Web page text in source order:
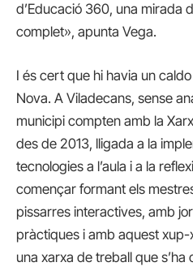
d’Educació 360, una mirada
complet», apunta Vega.
I és cert que hi havia un
Nova. A Viladecans, sense
municipi compten amb la
des de 2013, lligada a la
tecnologies a l’aula i a la
començar formant els
pissarres interactives, amb
pràctiques i amb aquest
una xarxa de treball que